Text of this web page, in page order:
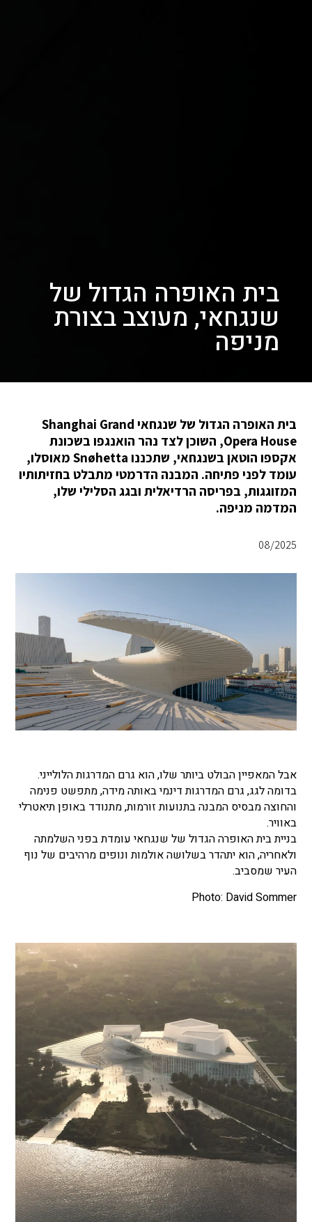
בית האופרה הגדול של
שנגחאי, מעוצב בצורת
מניפה
בית האופרה הגדול של שנגחאי Shanghai Grand
Opera House, השוכן לצד נהר הואנגפו בשכונת
אקספו הוטאן בשנגחאי, שתכננו Snøhetta מאוסלו,
עומד לפני פתיחה. המבנה הדרמטי מתבלט בחזיתותיו
המזוגגות, בפריסה הרדיאלית ובגג הסלילי שלו,
המדמה מניפה.
08/2025
אבל המאפיין הבולט ביותר שלו, הוא גרם המדרגות הלולייני.
בדומה לגג, גרם המדרגות דינמי באותה מידה, מתפשט פנימה
והחוצה מבסיס המבנה בתנועות זורמות, מתנודד באופן תיאטרלי
באוויר.
בניית בית האופרה הגדול של שנגחאי עומדת בפני השלמתה
ולאחריה, הוא יתהדר בשלושה אולמות ונופים מרהיבים של נוף
העיר שמסביב.
Photo: David Sommer